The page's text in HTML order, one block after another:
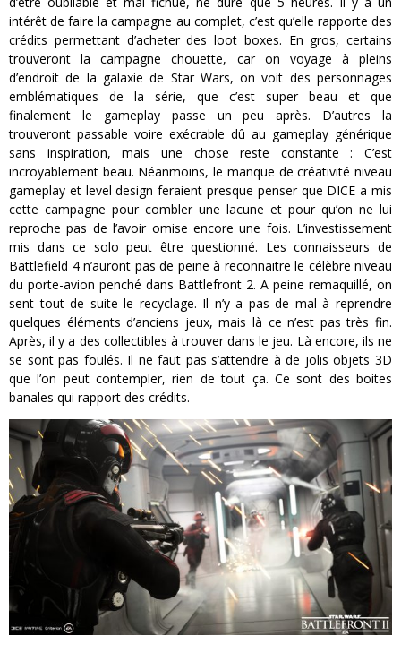
intérêt de faire la campagne au complet, c’est qu’elle rapporte des
crédits permettant d’acheter des loot boxes. En gros, certains
trouveront la campagne chouette, car on voyage à pleins
d’endroit de la galaxie de Star Wars, on voit des personnages
emblématiques de la série, que c’est super beau et que
finalement le gameplay passe un peu après. D’autres la
trouveront passable voire exécrable dû au gameplay générique
sans inspiration, mais une chose reste constante : C’est
incroyablement beau. Néanmoins, le manque de créativité niveau
gameplay et level design feraient presque penser que DICE a mis
cette campagne pour combler une lacune et pour qu’on ne lui
reproche pas de l’avoir omise encore une fois. L’investissement
mis dans ce solo peut être questionné. Les connaisseurs de
Battlefield 4 n’auront pas de peine à reconnaitre le célèbre niveau
du porte-avion penché dans Battlefront 2. A peine remaquillé, on
sent tout de suite le recyclage. Il n’y a pas de mal à reprendre
quelques éléments d’anciens jeux, mais là ce n’est pas très fin.
Après, il y a des collectibles à trouver dans le jeu. Là encore, ils ne
se sont pas foulés. Il ne faut pas s’attendre à de jolis objets 3D
que l’on peut contempler, rien de tout ça. Ce sont des boites
banales qui rapport des crédits.